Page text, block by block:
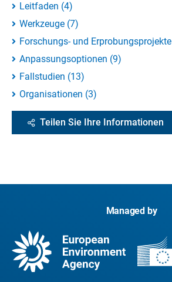
Leitfaden (4)
Werkzeuge (7)
Forschungs- und Erprobungsprojekte
Anpassungsoptionen (9)
Fallstudien (13)
Organisationen (3)
Teilen Sie Ihre Informationen
Managed by